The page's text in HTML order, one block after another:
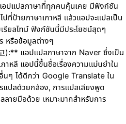
ปแปลภาษาที่ทุกคนคุ้นเคย มีฟังก์ชัน
ที่ป้ายภาษาเกาหลี แล้วแอปจะแปลเป็น
รียลไทม์ ฟังก์ชันนี้มีประโยชน์สุดๆ
หรือข้อมูลต่างๆ
):** แอปแปลภาษาจาก Naver ซึ่งเป็น
าหลี แอปนี้ขึ้นชื่อเรื่องความแม่นยำใน
นๆ ได้ดีกว่า Google Translate ใน
ปลด้วยกล้อง, การแปลเสียงพูด
ายมือด้วย เหมาะมากสำหรับการ